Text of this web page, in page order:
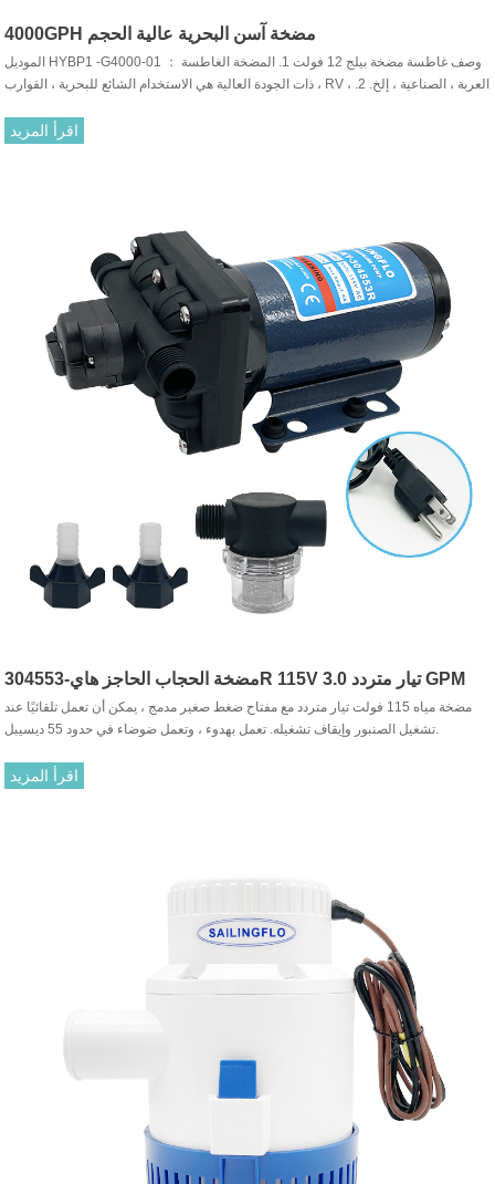
4000GPH مضخة آسن البحرية عالية الحجم
الموديل HYBP1 -G4000-01 ： وصف غاطسة مضخة بيلج 12 فولت 1. المضخة الغاطسة
ذات الجودة العالية هي الاستخدام الشائع للبحرية ، القوارب ، RV ، العربة ، الصناعية ، إلخ. 2.
اقرأ المزيد
مضخة الحجاب الحاجز هاي-304553R 115V تيار متردد 3.0 GPM
مضخة مياه 115 فولت تيار متردد مع مفتاح ضغط صغير مدمج ، يمكن أن تعمل تلقائيًا عند
اقرأ المزيد